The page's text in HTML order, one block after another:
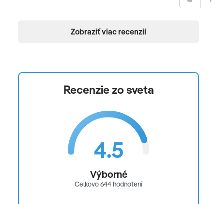
Zobraziť viac recenzií
Recenzie zo sveta
4.5
Výborné
Celkovo 644 hodnotení